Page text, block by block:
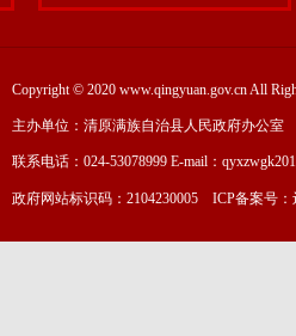
Copyright © 2020 www.qingyuan.gov.cn All
主办单位：清原满族自治县人民政府办公室
联系电话：024-53078999 E-mail：
政府网站标识码：2104230005 ICP备案号：